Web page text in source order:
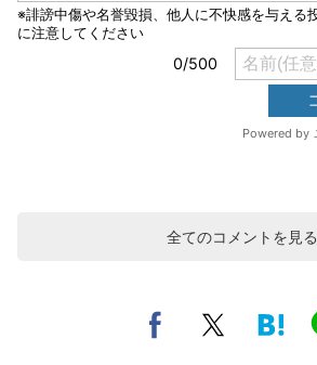
全てのコメントを見る